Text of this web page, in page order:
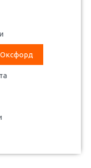
Оксфорд